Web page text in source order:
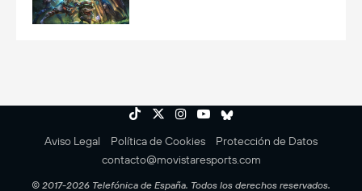
Aviso Legal Política de Cookies
Protección de Datos
contacto@movistaresports.com
© 2017-2026 Telefónica de España. Todos los derechos reservados.